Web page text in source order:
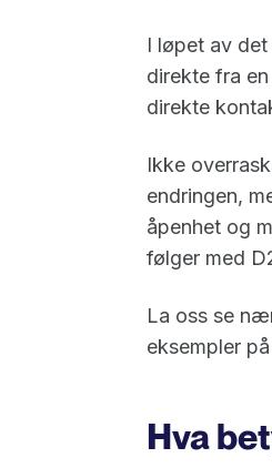
I løpet av
direkte fra
direkte
Ikke
endringen,
åpenhet og
følger med
La oss se
eksempler
Hva